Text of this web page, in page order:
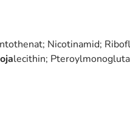
Nicotinamid;
lecithin;